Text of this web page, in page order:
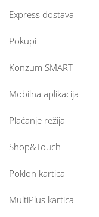
Express dostava
Pokupi
Konzum SMART
Mobilna aplikacija
Plaćanje režija
Shop&Touch
Poklon kartica
MultiPlus kartica